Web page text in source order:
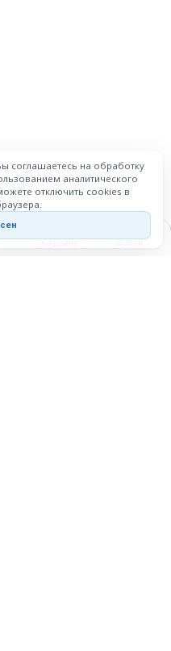
Корзина Войти
соглашаетесь на обработку
аналитического
отключить cookies в